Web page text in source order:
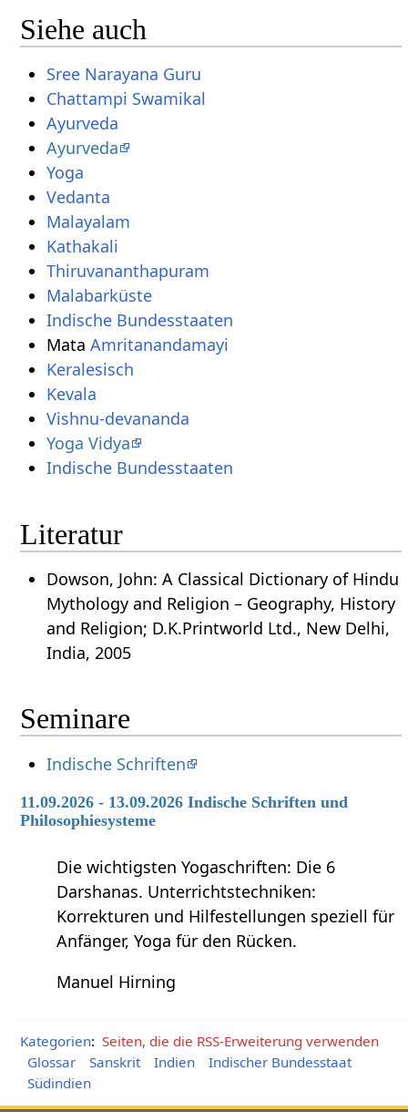
Siehe auch
Sree Narayana Guru
Chattampi Swamikal
Ayurveda
Ayurveda
Yoga
Vedanta
Malayalam
Kathakali
Thiruvananthapuram
Malabarküste
Indische Bundesstaaten
Mata Amritanandamayi
Keralesisch
Kevala
Vishnu-devananda
Yoga Vidya
Indische Bundesstaaten
Literatur
Dowson, John: A Classical Dictionary of Hindu
Mythology and Religion – Geography, History
and Religion; D.K.Printworld Ltd., New Delhi,
India, 2005
Seminare
Indische Schriften
11.09.2026 - 13.09.2026 Indische Schriften und
Philosophiesysteme
Die wichtigsten Yogaschriften: Die 6
Darshanas. Unterrichtstechniken:
Korrekturen und Hilfestellungen speziell für
Anfänger, Yoga für den Rücken.
Manuel Hirning
Kategorien: Seiten, die die RSS-Erweiterung verwenden
Glossar
Sanskrit Indien
Indischer Bundesstaat
Südindien